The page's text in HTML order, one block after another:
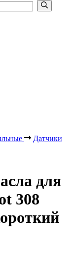
Датчики
для
308